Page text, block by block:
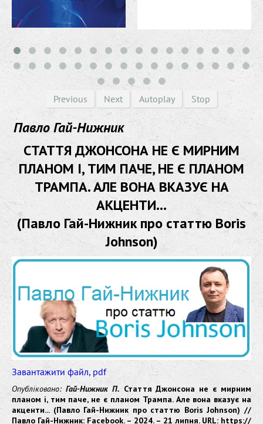
Previous Next Autoplay Stop
Павло Гай-Нижник
СТАТТЯ ДЖОНСОНА НЕ Є МИРНИМ
ПЛАНОМ І, ТИМ ПАЧЕ, НЕ Є ПЛАНОМ
ТРАМПА. АЛЕ ВОНА ВКАЗУЄ НА
АКЦЕНТИ...
(Павло Гай-Нижник про статтю Boris
Johnson)
Завантажити файл, pdf
Опубліковано: Гай-Нижник П. Стаття Джонсона не є мирним
планом і, тим паче, не є планом Трампа. Але вона вказує на
акценти... (Павло Гай-Нижник про статтю Boris Johnson) //
Павло Гай-Нижник: Facebook. – 2024. – 21 липня. URL: https://